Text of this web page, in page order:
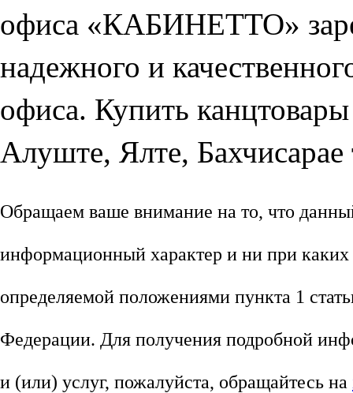
офиса «КАБИНЕТТО»
надежного и
офиса. Купить
Алуште, Ялте, Бахчисарае
Обращаем ваше внимание на то, что
информационный характер и ни при каких
определяемой положениями пункта 1
Федерации. Для получения подробной
и (или) услуг, пожалуйста, обращайтесь на